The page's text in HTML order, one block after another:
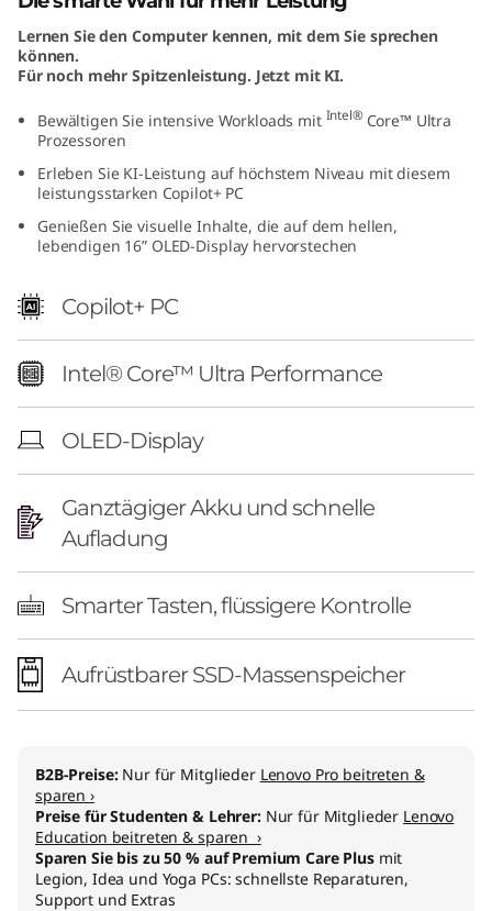
n
e
Lernen Sie den Computer kennen, mit dem Sie sprechen
können.
Für noch mehr Spitzenleistung. Jetzt mit KI.
Bewältigen Sie intensive Workloads mit Intel® Core™ Ultra
Prozessoren
Erleben Sie KI-Leistung auf höchstem Niveau mit diesem
leistungsstarken Copilot+ PC
Genießen Sie visuelle Inhalte, die auf dem hellen,
lebendigen 16” OLED-Display hervorstechen
Copilot+ PC
Intel® Core™ Ultra Performance
OLED-Display
Ganztägiger Akku und schnelle
Aufladung
Smarter Tasten, flüssigere Kontrolle
Aufrüstbarer SSD-Massenspeicher
B2B-Preise: Nur für Mitglieder Lenovo Pro beitreten &
sparen ›
Preise für Studenten & Lehrer: Nur für Mitglieder Lenovo
Education beitreten & sparen ›
Sparen Sie bis zu 50 % auf Premium Care Plusmit
Legion, Idea und Yoga PCs: schnellste Reparaturen,
Support und Extras